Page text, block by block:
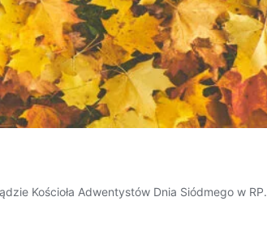
Kościoła Adwentystów Dnia Siódmego w RP.